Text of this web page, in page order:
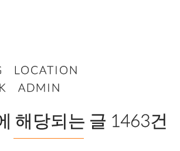
LOCATION
ADMIN
해당되는 글 1463건